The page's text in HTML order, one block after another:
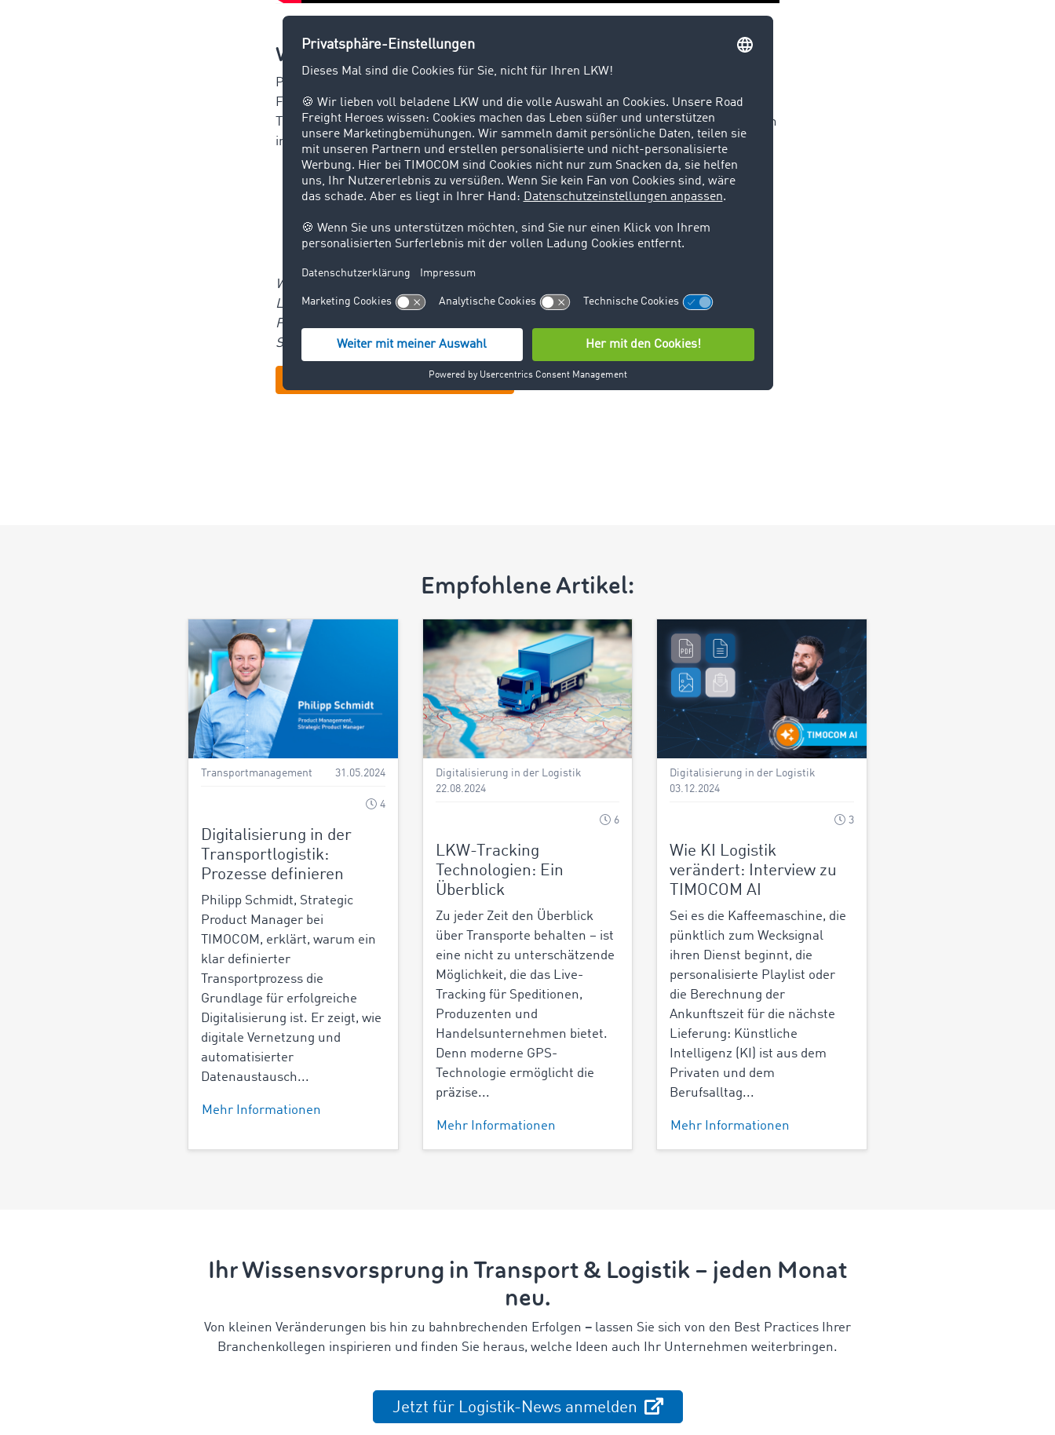
Was ist derPro Fahrer-Image e.V?
PROFI möchte das Bewusstsein für die Arbeits- und Lebenssituation der LKW-
Fahrerinnen und Fahrer steigern und ein Umdenken bei Industrie, Handel,
Transportsektor und Gesellschaft im Umgang mit den Fahrern fördern. Dazu gehören
insbesondere:
höhere Wertschätzung des Fahrerberufs
verbesserte Arbeitsbedingungen
bessere Ausbildung und Qualifizierung
Verbesserung des Ansehens des Straßengüterverkehrs
Warum wir über Logistik schreiben? Weil wir seit über 25 Jahren Fracht und
Laderaum zusammenbringen. Mit mehr als 58.000 Kunden ist der TIMOCOM Road
Freight Marketplace eines der führenden Logistiknetzwerke für den
Straßengüterverkehr in Europa.
Jetzt Transportaufträge finden
Empfohlene Artikel:
Transportmanagement 31.05.2024
4
Digitalisierung in der
Transportlogistik:
Prozesse definieren
Philipp Schmidt, Strategic
Product Manager bei
TIMOCOM, erklärt, warum ein
klar definierter
Transportprozess die
Grundlage für erfolgreiche
Digitalisierung ist. Er zeigt, wie
digitale Vernetzung und
automatisierter
Datenaustausch...
Mehr Informationen
Digitalisierung in der Logistik
22.08.2024
6
LKW-Tracking
Technologien: Ein
Überblick
Zu jeder Zeit den Überblick
über Transporte behalten – ist
eine nicht zu unterschätzende
Möglichkeit, die das Live-
Tracking für Speditionen,
Produzenten und
Handelsunternehmen bietet.
Denn moderne GPS-
Technologie ermöglicht die
präzise...
Mehr Informationen
Digitalisierung in der Logistik
03.12.2024
3
Wie KI Logistik
verändert: Interview zu
TIMOCOM AI
Sei es die Kaffeemaschine, die
pünktlich zum Wecksignal
ihren Dienst beginnt, die
personalisierte Playlist oder
die Berechnung der
Ankunftszeit für die nächste
Lieferung: Künstliche
Intelligenz (KI) ist aus dem
Privaten und dem
Berufsalltag...
Mehr Informationen
Ihr Wissensvorsprung in Transport & Logistik – jeden Monat
neu.
Von kleinen Veränderungen bis hin zu bahnbrechenden Erfolgen – lassen Sie sich von den Best Practices Ihrer
Branchenkollegen inspirieren und finden Sie heraus, welche Ideen auch Ihr Unternehmen weiterbringen.
Jetzt für Logistik-News anmelden